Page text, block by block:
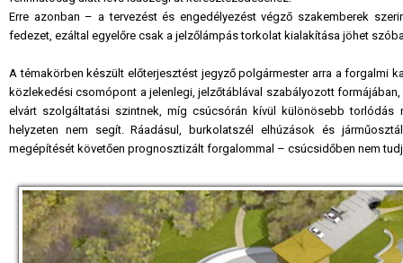
Erre azonban – a tervezést és engedélyezést végző szakemberek
fedezet, ezáltal egyelőre csak a jelzőlámpás torkolat kialakítása jöhet
A témakörben készült előterjesztést jegyző polgármester arra a forgalmi
közlekedési csomópont a jelenlegi, jelzőtáblával szabályozott
elvárt szolgáltatási szintnek, míg csúcsórán kívül különösebb
helyzeten nem segít. Ráadásul, burkolatszél elhúzások és
megépítését követően prognosztizált forgalommal – csúcsidőben nem